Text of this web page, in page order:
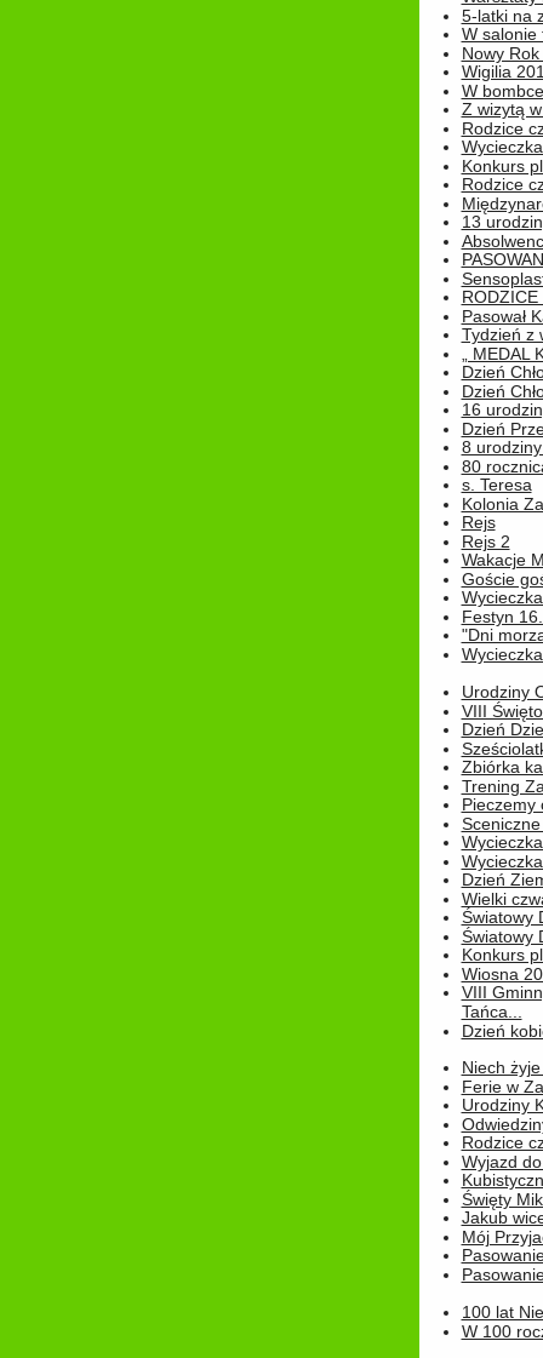
5-latki na
W salonie
Nowy
Wigilia
W bombce
Z wizytą
Rodzice
Konkurs
Rodzice
13
Pasował
Tydzień z
„
Dzień
Dzień
16
Dzień
8
80
s. Teresa
Kolonia
Rejs
Rejs 2
Wakacje
Goście
Festyn
"Dni
Urodziny
VIII
Dzień
Zbiórka
Trening
Pieczemy
Dzień
Wielki
Światowy
Światowy
Konkurs
Wiosna
VIII
Tańca...
Dzień
Niech
Ferie w
Urodziny
Rodzice
Wyjazd
Święty
Jakub
Mój
100 lat
W 100